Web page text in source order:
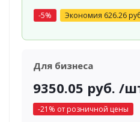
-5% Экономия 626.26
Для бизнеса
9350.05 руб. /
-21 % от розничной цены